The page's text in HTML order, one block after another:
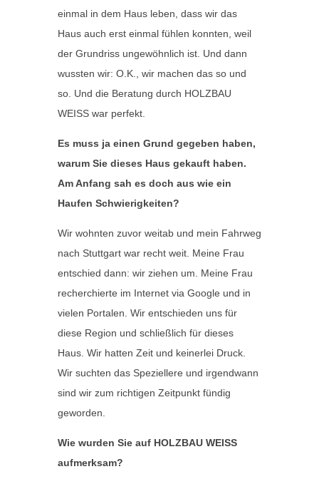
einmal in dem Haus leben, dass wir das
Haus auch erst einmal fühlen konnten, weil
der Grundriss ungewöhnlich ist. Und dann
wussten wir: O.K., wir machen das so und
so. Und die Beratung durch HOLZBAU
WEISS war perfekt.
Es muss ja einen Grund gegeben haben,
warum Sie dieses Haus gekauft haben.
Am Anfang sah es doch aus wie ein
Haufen Schwierigkeiten?
Wir wohnten zuvor weitab und mein Fahrweg
nach Stuttgart war recht weit. Meine Frau
entschied dann: wir ziehen um. Meine Frau
recherchierte im Internet via Google und in
vielen Portalen. Wir entschieden uns für
diese Region und schließlich für dieses
Haus. Wir hatten Zeit und keinerlei Druck.
Wir suchten das Speziellere und irgendwann
sind wir zum richtigen Zeitpunkt fündig
geworden.
Wie wurden Sie auf HOLZBAU WEISS
aufmerksam?